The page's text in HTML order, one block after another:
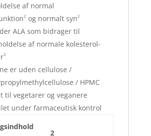
af normal
2 og normalt syn2
ALA som bidrager til
af normale kolesterol-
3
er uden cellulose /
/ HPMC
til vegetarer og veganere
under farmaceutisk kontrol
2